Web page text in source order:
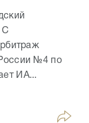
С
№4 по
ИА...